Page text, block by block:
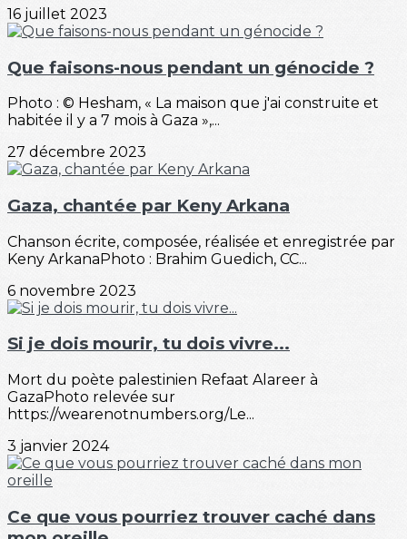
16 juillet 2023
Que faisons-nous pendant un génocide ?
Photo : © Hesham, « La maison que j'ai construite et
habitée il y a 7 mois à Gaza »,...
27 décembre 2023
Gaza, chantée par Keny Arkana
Chanson écrite, composée, réalisée et enregistrée par
Keny ArkanaPhoto : Brahim Guedich, CC...
6 novembre 2023
Si je dois mourir, tu dois vivre...
Mort du poète palestinien Refaat Alareer à
GazaPhoto relevée sur
https://wearenotnumbers.org/Le...
3 janvier 2024
Ce que vous pourriez trouver caché dans